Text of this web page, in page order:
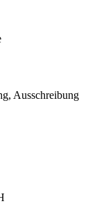
Ausschreibung